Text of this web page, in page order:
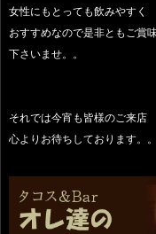
女性にもとっても飲みやすく
おすすめなので是非ともご賞
下さいませ。。
それでは今宵も皆様のご来店
心よりお待ちしております。。